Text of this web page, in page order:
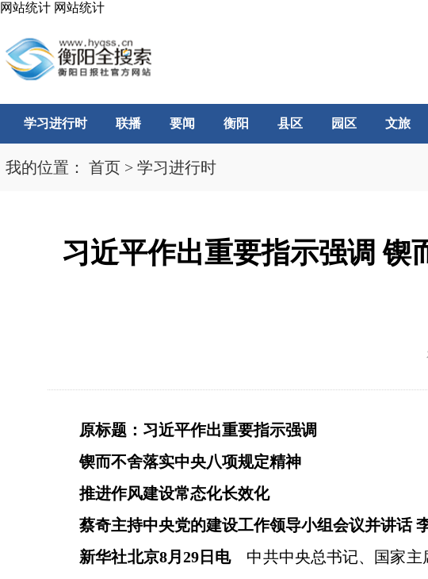
网站统计 网站统计
学习进行时 联播 要闻 衡阳 县区 园区 文旅
我的位置： 首页 > 学习进行时
习近平作出重要指示强调 锲
原标题：习近平作出重要指示强调
锲而不舍落实中央八项规定精神
推进作风建设常态化长效化
蔡奇主持中央党的建设工作领导小组会议并讲话
新华社北京8月29日电中共中央总书记、国家主